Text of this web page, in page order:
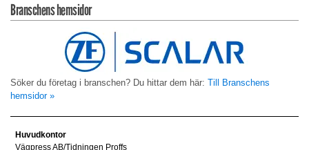
Branschens hemsidor
Söker du företag i branschen? Du hittar dem här: Till Branschens
hemsidor »
Huvudkontor
Vägpress AB/Tidningen Proffs